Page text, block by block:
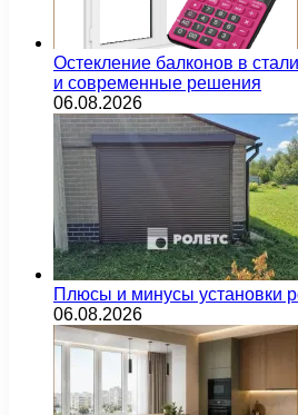
Остекление балконов в
и современные решения
06.08.2026
Плюсы и минусы установки
06.08.2026